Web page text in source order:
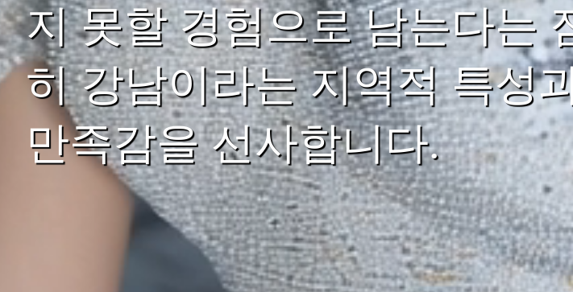
지 못할 경험으로 남는다는
히 강남이라는 지역적 특성
만족감을 선사합니다.